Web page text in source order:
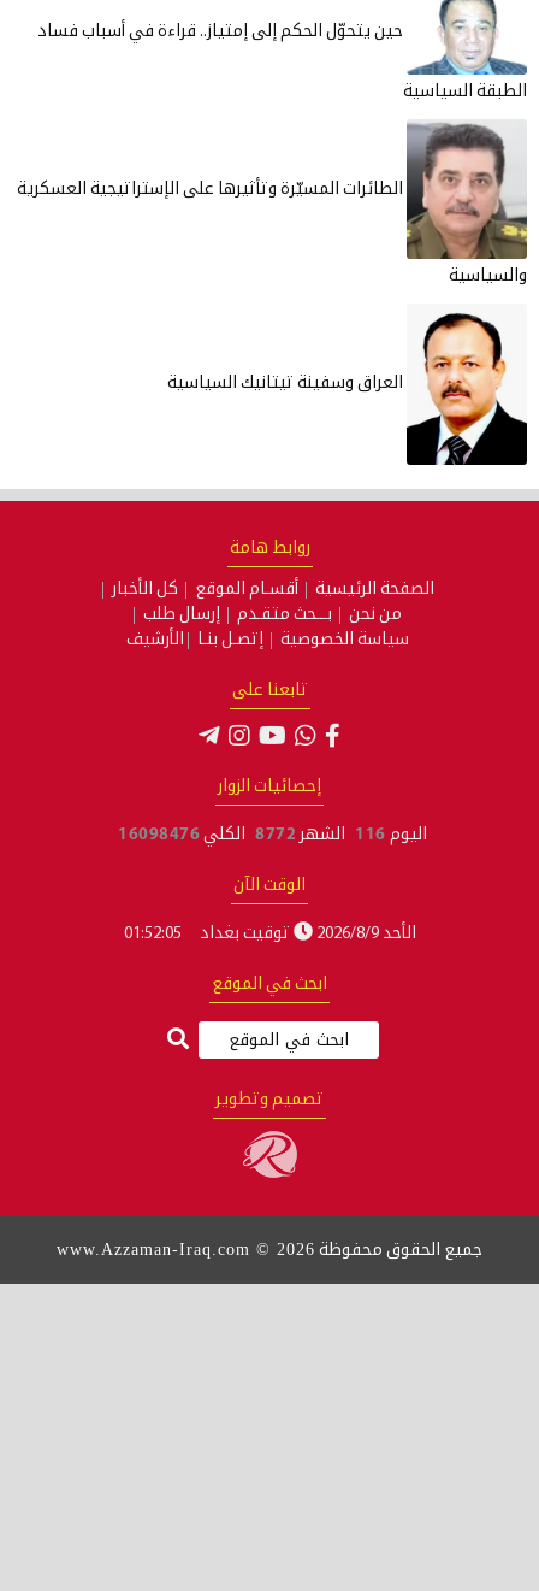
حين يتحوّل الحكم إلى إمتياز.. قراءة في أسباب فساد
السياسية
الطائرات المسيّرة وتأثيرها على الإستراتيجية العسكرية
العراق وسفينة تيتانيك السياسية
روابط هامة
الصفحة الرئيسية أقسـام الموقع
كل الأخبار
من نحن
بـــحث متقـدم
إرسال طلب
سياسة الخصوصية
إتصـل بنـا الأرشيف
تابعنا على
إحصائيات الزوار
116 الشهر 8772 الكلي 16098476
الوقت الآن
توقيت بغداد 01:52:05
ابحث في الموقع
تصميم وتطوير
جميع الحقوق محفوظة www.Azzaman-Iraq.com © 2026